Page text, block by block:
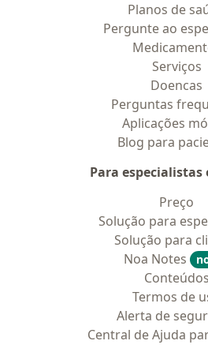
Planos de
Pergunte ao
Serviços
Doencas
Perguntas
Aplicações
Blog para
Para especialistas
Preço
Solução para
Solução para
Noa Notes
Conteúdos
Termos de
Alerta de
Central de Ajuda